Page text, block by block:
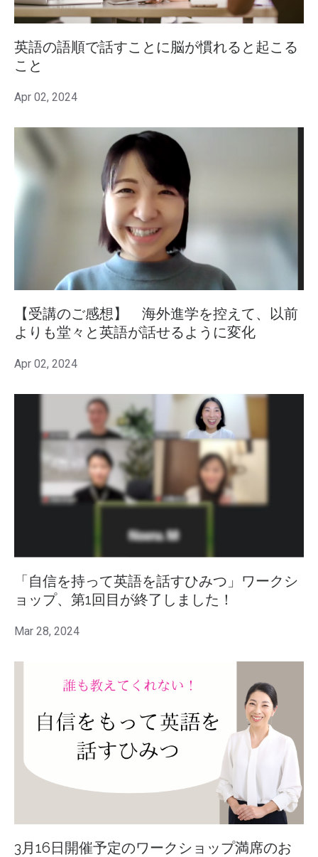
英語の語順で話すことに脳が慣れると起こる
こと
Apr 02, 2024
【受講のご感想】 海外進学を控えて、以前
よりも堂々と英語が話せるように変化
Apr 02, 2024
「自信を持って英語を話すひみつ」ワークシ
ョップ、第1回目が終了しました！
Mar 28, 2024
3月16日開催予定のワークショップ満席のお